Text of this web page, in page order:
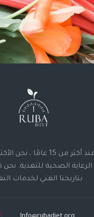
منذ أكثر من 15 عامًا ،
الرعاية الصحية للتغذية.
بتاريخنا الغني لخدمات